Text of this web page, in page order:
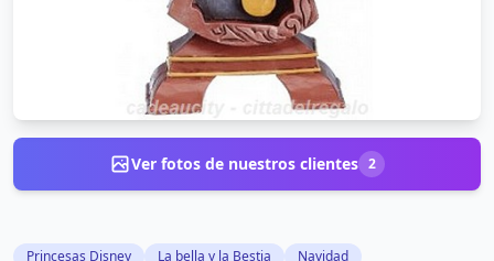
Ver fotos de nuestros clientes 2
Princesas Disney La bella y la Bestia
Navidad